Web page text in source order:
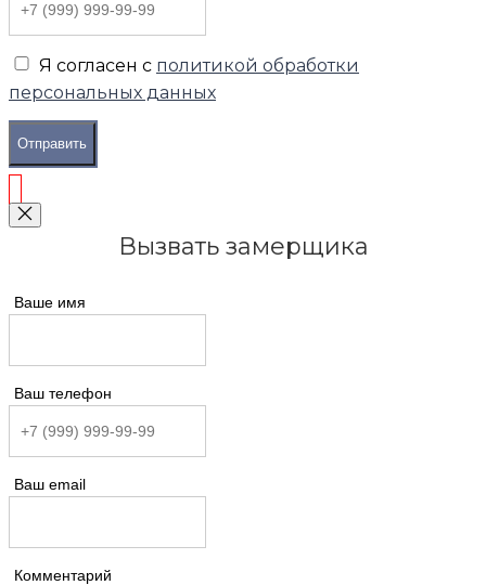
Я согласен с политикой обработки
персональных данных
Отправить
Вызвать замерщика
Ваше имя
Ваш телефон
Ваш email
Комментарий